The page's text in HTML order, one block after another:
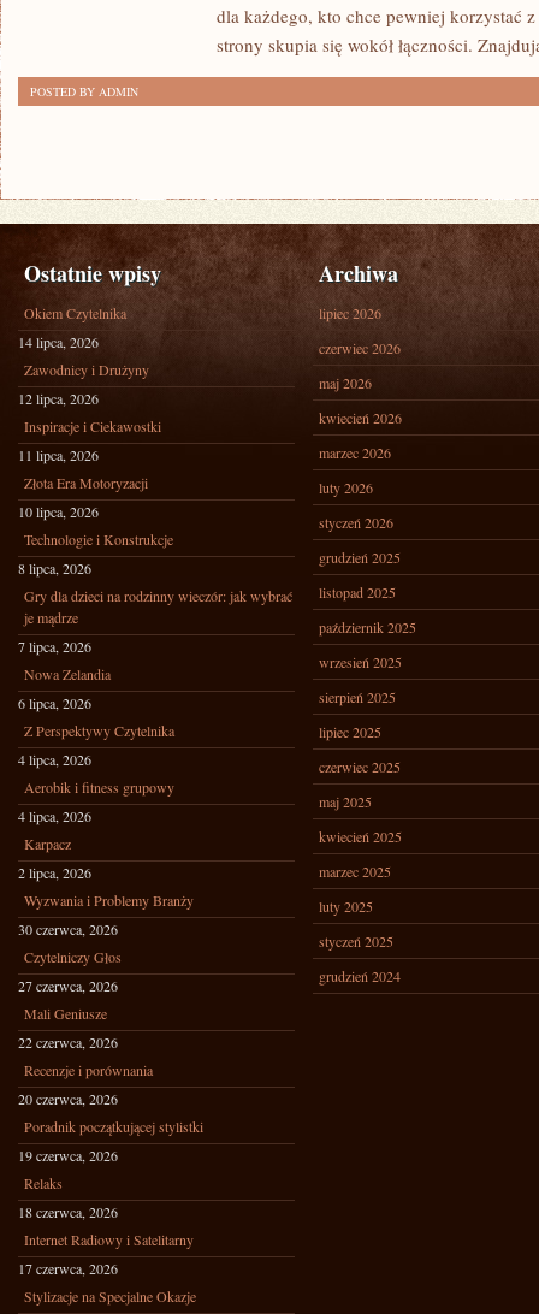
dla każdego, kto chce pewniej korzystać
strony skupia się wokół łączności.
POSTED BY ADMIN
Ostatnie wpisy
Okiem Czytelnika
14 lipca, 2026
Zawodnicy i Drużyny
12 lipca, 2026
Inspiracje i Ciekawostki
11 lipca, 2026
Złota Era Motoryzacji
10 lipca, 2026
Technologie i Konstrukcje
8 lipca, 2026
Gry dla dzieci na rodzinny wieczór: jak wybrać
je mądrze
7 lipca, 2026
Nowa Zelandia
6 lipca, 2026
Z Perspektywy Czytelnika
4 lipca, 2026
Aerobik i fitness grupowy
4 lipca, 2026
Karpacz
2 lipca, 2026
Wyzwania i Problemy Branży
30 czerwca, 2026
Czytelniczy Głos
27 czerwca, 2026
Mali Geniusze
22 czerwca, 2026
Recenzje i porównania
20 czerwca, 2026
Poradnik początkującej stylistki
19 czerwca, 2026
Relaks
18 czerwca, 2026
Internet Radiowy i Satelitarny
17 czerwca, 2026
Stylizacje na Specjalne Okazje
Archiwa
lipiec 2026
czerwiec 2026
maj 2026
kwiecień 2026
marzec 2026
luty 2026
styczeń 2026
grudzień 2025
listopad 2025
październik 2025
wrzesień 2025
sierpień 2025
lipiec 2025
czerwiec 2025
maj 2025
kwiecień 2025
marzec 2025
luty 2025
styczeń 2025
grudzień 2024